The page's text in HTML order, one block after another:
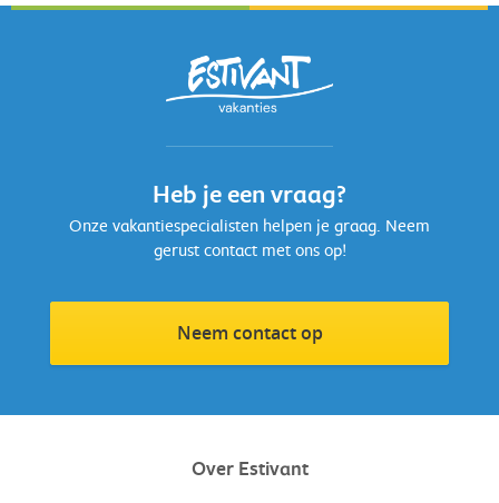
Heb je een vraag?
Onze vakantiespecialisten helpen je graag. Neem
gerust contact met ons op!
Neem contact op
Over Estivant